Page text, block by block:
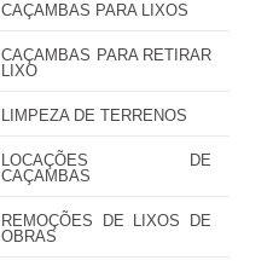
CAÇAMBAS PARA LIXOS
CAÇAMBAS PARA RETIRAR
LIXO
LIMPEZA DE TERRENOS
LOCAÇÕES DE
CAÇAMBAS
REMOÇÕES DE LIXOS DE
OBRAS